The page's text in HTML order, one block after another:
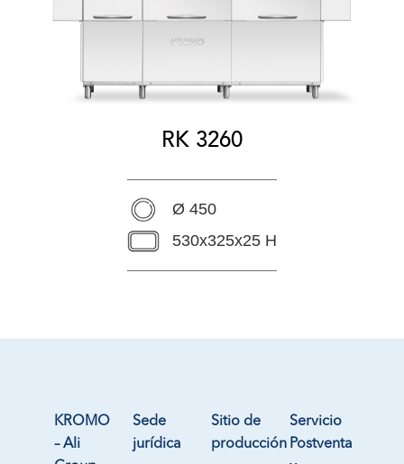
RK 3260
Ø 450
530x325x25 H
KROMO
– Ali
Sede
jurídica
Sitio de
producción
Servicio
Postventa